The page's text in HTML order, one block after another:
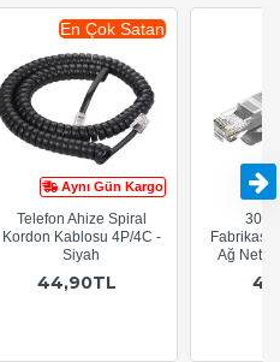
Aynı Gün Kargo
En Çok Satan
Telefon Ahize Spiral
Kordon Kablosu 4P/4C -
Siyah
44,90TL
Ağ